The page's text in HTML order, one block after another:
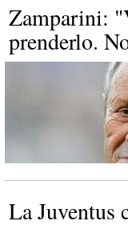
Zamparini:
prenderlo.
La Juventus